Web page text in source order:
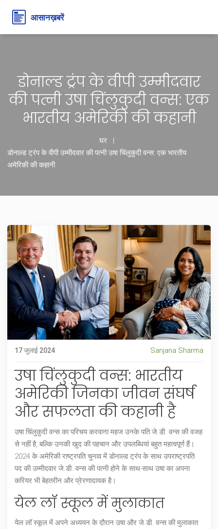
डोनाल्ड ट्रंप के वीपी उम्मीदवार
की पत्नी उषा चिंलुकुदी वन्स: एक
भारतीय अमेरिकी की कहानी
घर
डोनाल्ड ट्रंप के वीपी उम्मीदवार की पत्नी उषा चिंलुकुदी वन्स: एक भारतीय
अमेरिकी की कहानी
17 जुलाई 2024 Sanjana Sharma
उषा चिंलुकुदी वन्स: भारतीय
अमेरिकी जिनका जीवन संघर्ष
और सफलता की कहानी है
उषा चिंलुकुदी वन्स का परिचय करवाना महज उनके पति जे.डी. वन्स की वजह
से नहीं है, बल्कि उनकी खुद की पहचान और उपलब्धियां बहुत महत्वपूर्ण हैं।
2024 के अमेरिकी राष्ट्रपति चुनाव में डोनाल्ड ट्रंप के साथ उपराष्ट्रपति
पद की उम्मीदवार जे.डी. वन्स की पत्नी होने के साथ-साथ उषा का अपना
करियर भी बेहतरीन और प्रेरणादायक है।
येल लॉ स्कूल में मुलाकात
येल लॉ स्कूल में अपने अध्ययन के दौरान उषा और जे.डी. वन्स की मुलाकात